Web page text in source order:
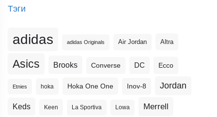
Тэги
adidas adidas Originals Air Jordan Altra
Asics Brooks Converse DC Ecco
Etnies hoka Hoka One One Inov-8 Jordan
Keds Keen La Sportiva Lowa Merrell